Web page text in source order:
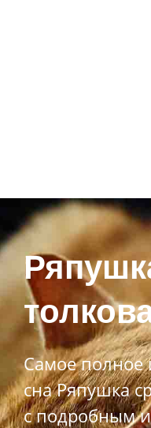
Самое полное
сна Ряпушка
с подробным